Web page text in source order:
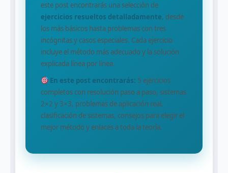
este post encontrarás una selección de
ejercicios resueltos detalladamente, desde
los más básicos hasta problemas con tres
incógnitas y casos especiales. Cada ejercicio
incluye el método más adecuado y la solución
explicada línea por línea.
En este post encontrarás: 5 ejercicios
completos con resolución paso a paso, sistemas
2×2 y 3×3, problemas de aplicación real,
clasificación de sistemas, consejos para elegir el
mejor método y enlaces a toda la teoría.